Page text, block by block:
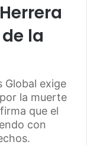
la
Global exige
la muerte
que el
con